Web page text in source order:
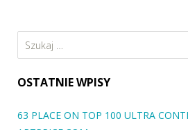
Szukaj:
OSTATNIE WPISY
63 PLACE ON TOP 100 ULTRA